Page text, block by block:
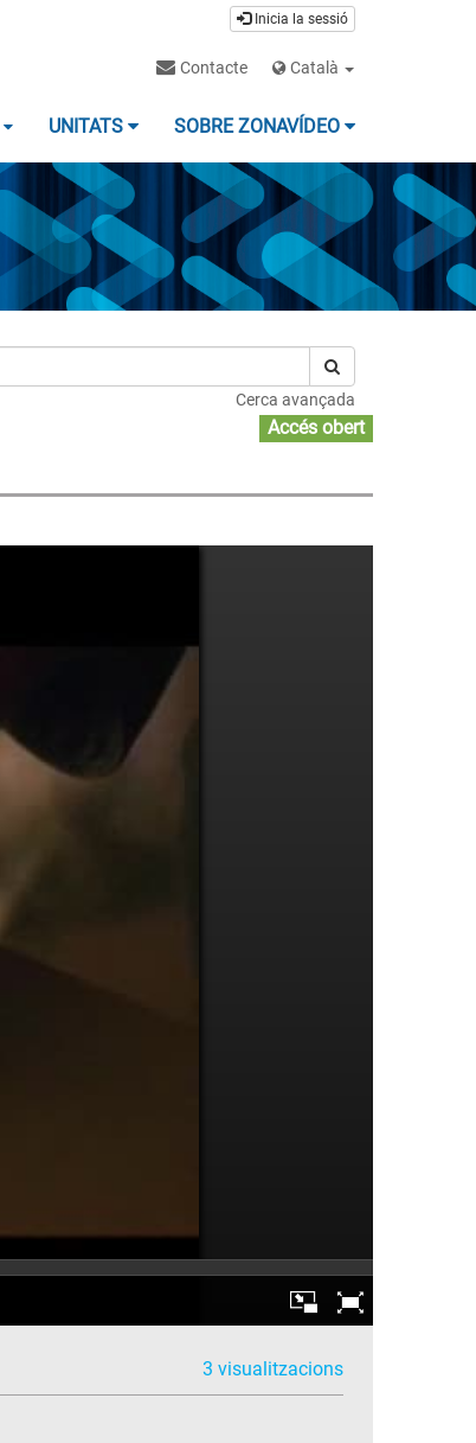
Inicia la sessió
Contacte Català
UNITATS SOBRE ZONAVÍDEO
Cerca avançada
Accés obert
3 visualitzacions